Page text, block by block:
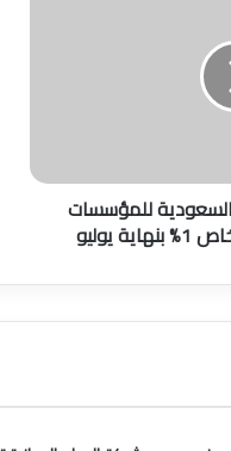
السعودية للمؤسسات
يوليو